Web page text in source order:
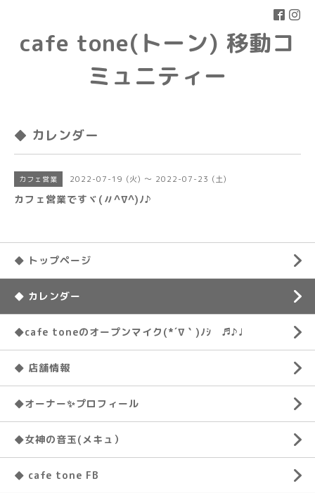
cafe tone(トーン) 移動コ
ミュニティー
◆ カレンダー
カフェ営業 2022-07-19 (火) ～ 2022-07-23 (土)
カフェ営業ですヾ(〃^∇^)ﾉ♪
◆ トップページ
◆ カレンダー
◆cafe toneのオープンマイク(*´∇｀)ﾉｼ ♬♪♩
◆ 店舗情報
◆オーナー✨プロフィール
◆女神の音玉(メキュ）
◆ cafe tone FB